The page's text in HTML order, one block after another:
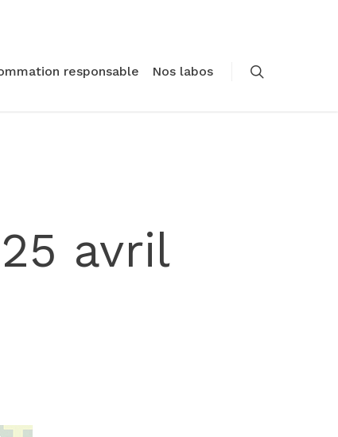
responsable Nos labos
avril